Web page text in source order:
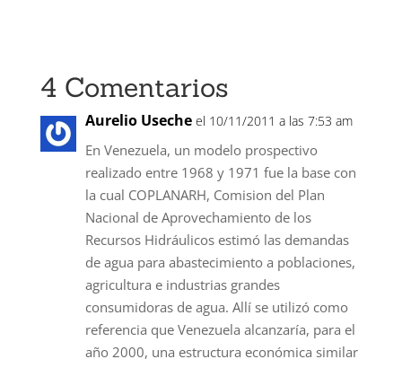
4 Comentarios
Aurelio Useche el 10/11/2011 a las 7:53 am
En Venezuela, un modelo prospectivo
realizado entre 1968 y 1971 fue la base con
la cual COPLANARH, Comision del Plan
Nacional de Aprovechamiento de los
Recursos Hidráulicos estimó las demandas
de agua para abastecimiento a poblaciones,
agricultura e industrias grandes
consumidoras de agua. Allí se utilizó como
referencia que Venezuela alcanzaría, para el
año 2000, una estructura económica similar